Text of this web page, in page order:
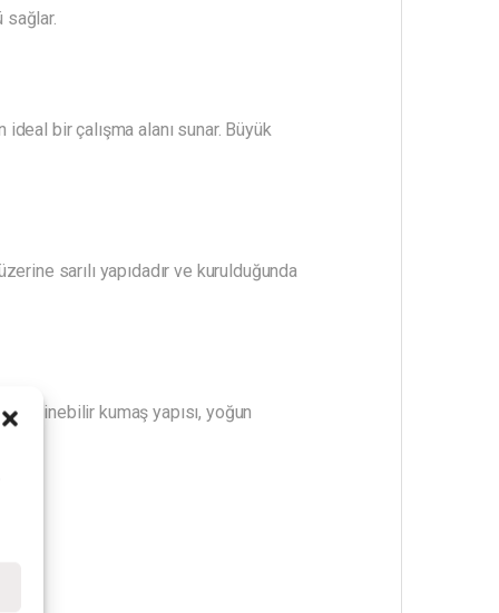
sağlar.
bir çalışma alanı sunar. Büyük
sarılı yapıdadır ve kurulduğunda
Silinebilir kumaş yapısı, yoğun